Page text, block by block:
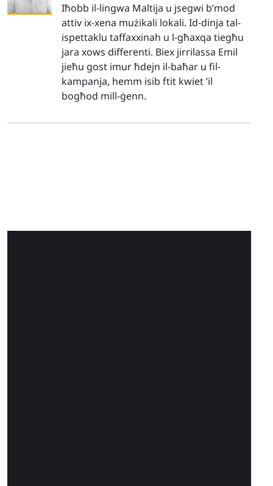
Iħobb il-lingwa Maltija u jsegwi b’mod
attiv ix-xena mużikali lokali. Id-dinja tal-
ispettaklu taffaxxinah u l-għaxqa tiegħu
jara xows differenti. Biex jirrilassa Emil
jieħu gost imur ħdejn il-baħar u fil-
kampanja, hemm isib ftit kwiet ’il
bogħod mill-ġenn.